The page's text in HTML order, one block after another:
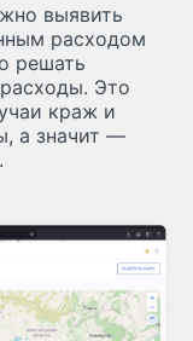
выявить
расходом
решать
Это
краж и
а значит —